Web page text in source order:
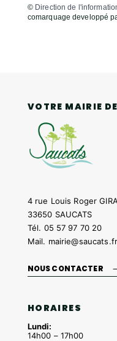
© Direction de
comarquage developpé
VOTRE MAIRIE
4 rue Louis Roger
33650 SAUCATS
Tél. 05 57 97 70 20
Mail. mairie@saucats.fr
NOUS CONTACTER
HORAIRES
Lundi:
14h00 – 17h00